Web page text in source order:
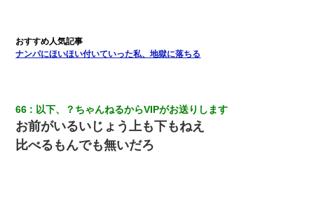
ナンパにほいほい付いていった私、地獄に落ちる
66 以下、？ちゃんねるからVIPがお送りします
お前がいるいじょう上も下もねえ
比べるもんでも無いだろ